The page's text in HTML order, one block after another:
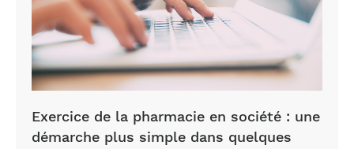
Exercice de la pharmacie en société : une
démarche plus simple dans quelques